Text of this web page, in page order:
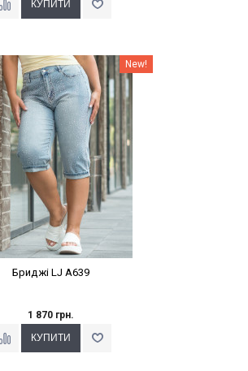
Наклейки Варіант з % New!
Бриджі LJ A639
1 870 грн.